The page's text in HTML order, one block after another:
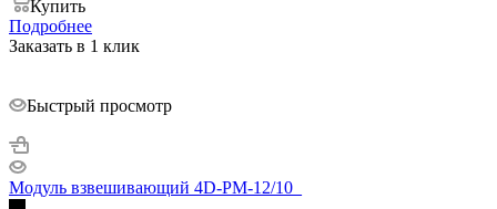
Купить
Подробнее
Заказать в 1 клик
Быстрый просмотр
Модуль взвешивающий 4D-PM-12/10_